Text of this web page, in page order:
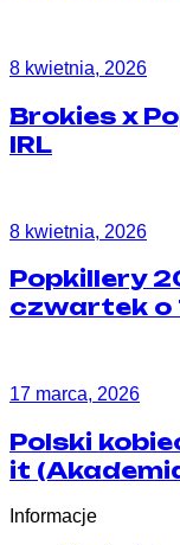
8 kwietnia, 2026
Brokies x
IRL
8 kwietnia, 2026
Popkillery
czwartek o
17 marca, 2026
Polski
it
Informacje